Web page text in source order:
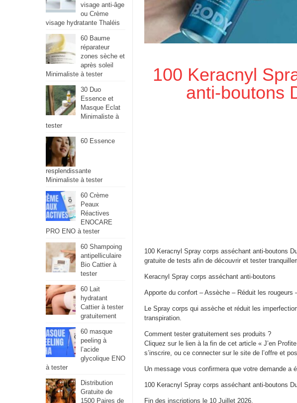
100 Keracnyl
anti-boutons
100 Keracnyl Spray corps asséchant anti-boutons
gratuite de tests afin de découvrir et tester
Keracnyl Spray corps asséchant anti-boutons
Apporte du confort – Assèche – Réduit les
Le Spray corps qui assèche et réduit les
transpiration.
Comment tester gratuitement ses produits ?
Cliquez sur le lien à la fin de cet article « J’en
s’inscrire, ou ce connecter sur le site de l’offre et
Un message vous confirmera que votre demande a
100 Keracnyl Spray corps asséchant anti-boutons
Fin des inscriptions le 10 Juillet 2026.
visage anti-âge
ou Crème
visage hydratante Thaléis
60 Baume
réparateur
zones sèche et
après soleil
Minimaliste à tester
30 Duo
Essence et
Masque Eclat
Minimaliste à
tester
60 Essence
resplendissante
Minimaliste à tester
60 Crème
Peaux
Réactives
ENOCARE
PRO ENO à tester
60 Shampoing
antipelliculaire
Bio Cattier à
tester
60 Lait
hydratant
Cattier à tester
gratuitement
60 masque
peeling à
l’acide
glycolique ENO
à tester
Distribution
Gratuite de
1500 Paires de